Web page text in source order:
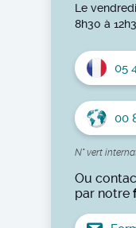
Le vendredi
8h30 à
05
N° vert
Ou
par notre